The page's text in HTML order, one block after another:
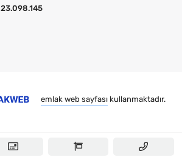
23.098.145
emlak web sayfasıkullanmaktadır.